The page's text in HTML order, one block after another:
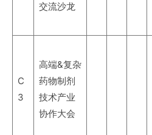
交流沙龙
C
3
高端&复杂
药物制剂
技术产业
协作大会